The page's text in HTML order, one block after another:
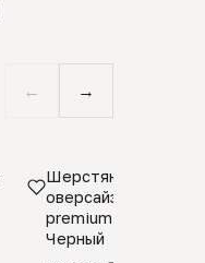
← →
Шерстяной свитер
оверсайз 100%
premium merino
Черный